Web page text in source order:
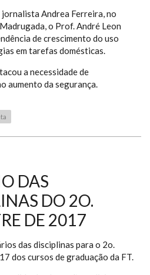
Andrea Ferreira, no
o Prof. André Leon
de crescimento do uso
em tarefas domésticas.
a necessidade de
aumento da segurança.
DAS
DO 2O.
DE 2017
das disciplinas para o 2o.
dos cursos de graduação da FT.